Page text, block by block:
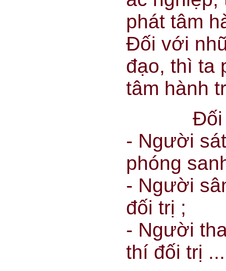
phát tâm
Đối với
đạo, thì ta
tâm hành
Đối trị
- Người
phóng
- Người
đối trị ;
- Người
thí đối trị